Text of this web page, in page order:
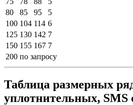
80
85 95
5
100 104 114 6
125 130 142 7
150 155 167 7
200 по запросу
Таблица размерных
уплотнительных, SMS